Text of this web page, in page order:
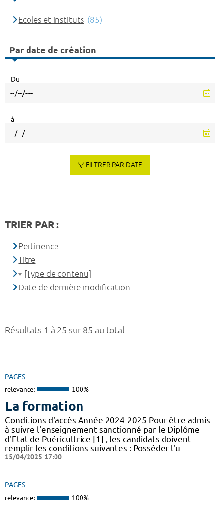
Résultats 1 à 25 sur 85 au total
PAGES
relevance: 100%
La formation
Conditions d'accès Année 2024-2025 Pour être admis
à suivre l'enseignement sanctionné par le Diplôme
d'Etat de Puéricultrice [1] , les candidats doivent
remplir les conditions suivantes : Posséder l'u
15/04/2025 17:00
PAGES
relevance: 100%
Ecoles et instituts (85)
Par date de création
Du
à
FILTRER PAR DATE
TRIER PAR :
Pertinence
Titre
[Type de contenu]
Date de dernière modification